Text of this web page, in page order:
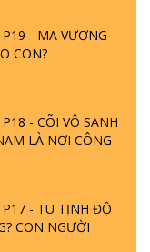
- MA VƯƠNG
CON?
- CÕI VÔ SANH
LÀ NƠI CÔNG
P17 - TU TỊNH ĐỘ
CON NGƯỜI